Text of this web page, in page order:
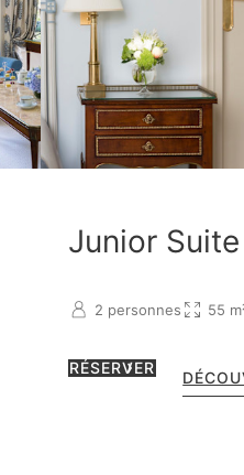
Junior
2 personnes 55
RÉSERVER